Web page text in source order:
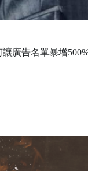
廣告名單暴增